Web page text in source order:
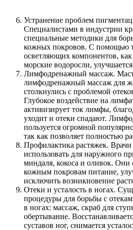
Устранение проблем
Специалистами в индустрии
специальные методики для
кожных покровов. С помощью
осветляющих компонентов, как
морские водоросли,
Лимфодренажный массаж.
лимфодренажный массаж для
столкнулись с проблемой
Глубокое воздействие на
активизирует ток лимфы,
уходит и отеки спадают.
пользуется огромной
так как позволяет полностью
Профилактика растяжек.
использовать для наружного
миндаля, кокоса и оливок. Они
кожным покровам питание,
исключить возникновение
Отеки и усталость в ногах.
процедуры для борьбы с
в ногах: массаж, скраб для
обертывание.
суставов ног, снимается